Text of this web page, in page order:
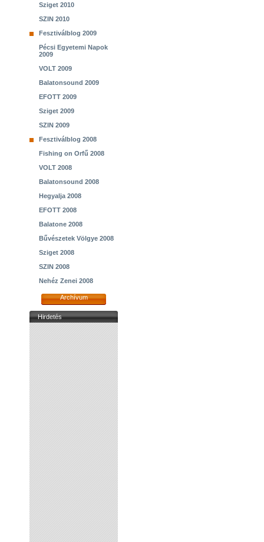
Sziget 2010
SZIN 2010
Fesztiválblog 2009
Pécsi Egyetemi Napok
2009
VOLT 2009
Balatonsound 2009
EFOTT 2009
Sziget 2009
SZIN 2009
Fesztiválblog 2008
Fishing on Orfű 2008
VOLT 2008
Balatonsound 2008
Hegyalja 2008
EFOTT 2008
Balatone 2008
Bűvészetek Völgye 2008
Sziget 2008
SZIN 2008
Nehéz Zenei 2008
Archívum
Hirdetés